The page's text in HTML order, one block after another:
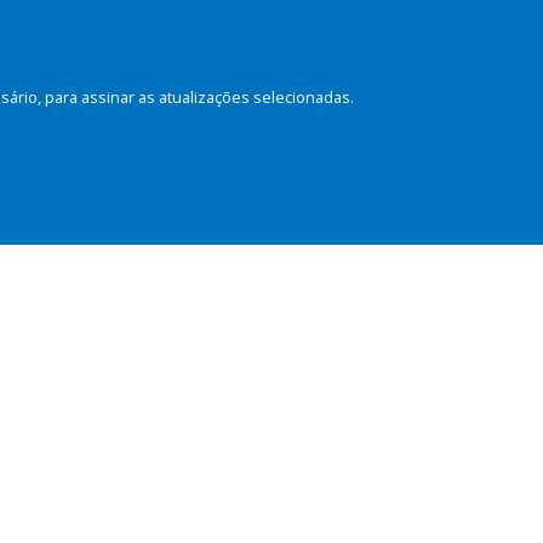
para assinar as atualizações selecionadas.